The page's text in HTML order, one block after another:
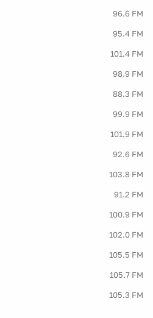
96.6 FM
95.4 FM
101.4 FM
98.9 FM
88.3 FM
99.9 FM
101.9 FM
92.6 FM
103.8 FM
91.2 FM
100.9 FM
102.0 FM
105.5 FM
105.7 FM
105.3 FM